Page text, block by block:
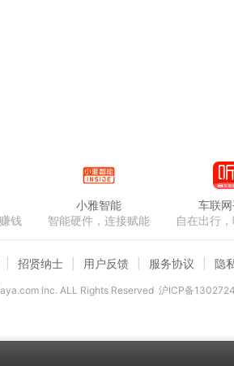
钱
小雅智能
智能硬件，连接赋能
车联
自在出行
招贤纳士 用户反馈 服务协议 隐
lnc. ALL Rights Reserved 沪ICP备